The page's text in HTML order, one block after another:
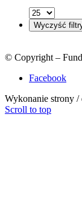
© Copyright –
Facebook
Wykonanie strony /
Scroll to top